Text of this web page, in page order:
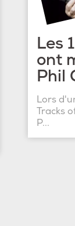
Les
ont
Phil
Lors
Tracks
P...